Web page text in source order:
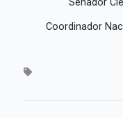
Coordinador